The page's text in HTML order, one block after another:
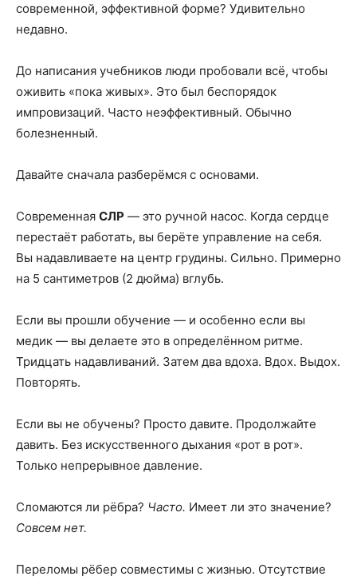
современной, эффективной форме? Удивительно
недавно.
До написания учебников люди пробовали всё, чтобы
оживить «пока живых». Это был беспорядок
импровизаций. Часто неэффективный. Обычно
болезненный.
Давайте сначала разберёмся с основами.
Современная СЛР — это ручной насос. Когда сердце
перестаёт работать, вы берёте управление на себя.
Вы надавливаете на центр грудины. Сильно. Примерно
на 5 сантиметров (2 дюйма) вглубь.
Если вы прошли обучение — и особенно если вы
медик — вы делаете это в определённом ритме.
Тридцать надавливаний. Затем два вдоха. Вдох. Выдох.
Повторять.
Если вы не обучены? Просто давите. Продолжайте
давить. Без искусственного дыхания «рот в рот».
Только непрерывное давление.
Сломаются ли рёбра? Часто. Имеет ли это значение?
Совсем нет.
Переломы рёбер совместимы с жизнью. Отсутствие